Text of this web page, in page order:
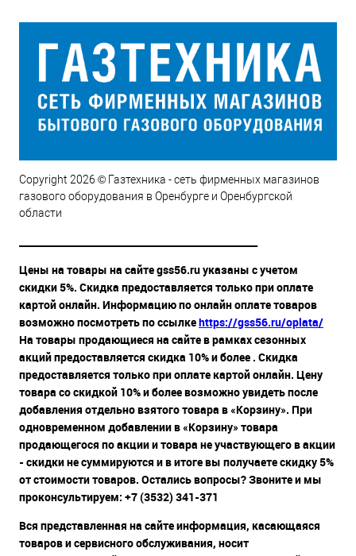
Copyright 2026 © Газтехника - сеть фирменных магазинов
газового оборудования в Оренбурге и Оренбургской
области
Цены на товары на сайте gss56.ru указаны с учетом
скидки 5%. Скидка предоставляется только при оплате
картой онлайн. Информацию по онлайн оплате товаров
возможно посмотреть по ссылкеhttps://gss56.ru/oplata/
На товары продающиеся на сайте в рамках сезонных
акций предоставляется скидка 10% и более . Скидка
предоставляется только при оплате картой онлайн. Цену
товара со скидкой 10% и более возможно увидеть после
добавления отдельно взятого товара в «Корзину». При
одновременном добавлении в «Корзину» товара
продающегося по акции и товара не участвующего в акции
- скидки не суммируются и в итоге вы получаете скидку 5%
от стоимости товаров. Остались вопросы? Звоните и мы
проконсультируем: +7 (3532) 341-371
Вся представленная на сайте информация, касающаяся
товаров и сервисного обслуживания, носит